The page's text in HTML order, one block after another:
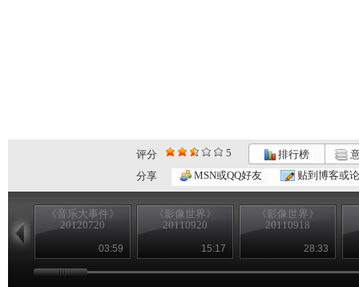
评分 5 排行榜
分享
MSN或QQ好友 贴到博客或
《音乐大事件》
20120720
03:59
《影像世界》
20110920
15:17
《影像世界》
20110918
28:33